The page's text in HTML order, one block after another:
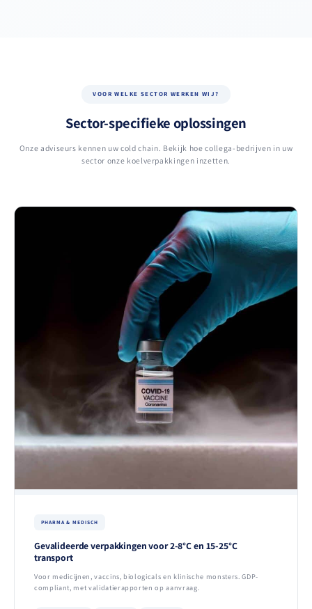
VOOR WELKE SECTOR WERKEN WIJ?
Sector-specifieke oplossingen
Onze adviseurs kennen uw cold chain. Bekijk hoe collega-bedrijven in uw
sector onze koelverpakkingen inzetten.
PHARMA & MEDISCH
Gevalideerde verpakkingen voor 2-8°C en 15-25°C
transport
Voor medicijnen, vaccins, biologicals en klinische monsters. GDP-
compliant, met validatierapporten op aanvraag.